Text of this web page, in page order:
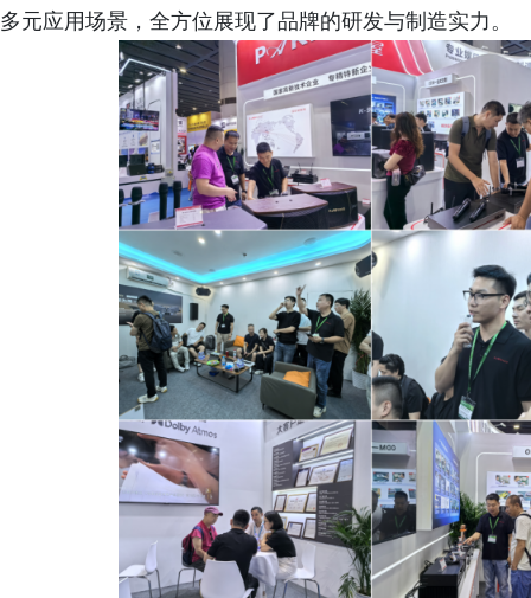
多元应用场景，全方位展现了品牌的研发与制造实力。